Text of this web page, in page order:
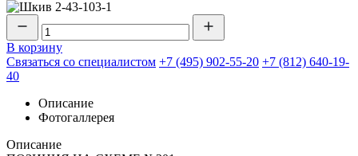
В корзину
Связаться со специалистом +7 (495) 902-55-20 +7 (812) 640-19-
40
Описание
Фотогаллерея
Описание